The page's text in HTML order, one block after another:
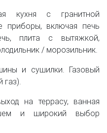
кухня с гранитной
приборы, включая печь
плита с вытяжкой,
/ морозильник.
и сушилки. Газовый
газ).
на террасу, ванная
и широкий выбор